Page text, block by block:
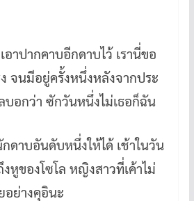
อาปากคาบอีกดาบไว้ เรานี่ขอ
จนมีอยู่ครั้งหนึ่งหลังจากประ
บอกว่า ซักวันหนึ่งไม่เธอก็ฉัน
ดาบอันดับหนึ่งให้ได้ เช้าในวัน
หูของโซโล หญิงสาวที่เค้าไม่
อย่างคุอินะ